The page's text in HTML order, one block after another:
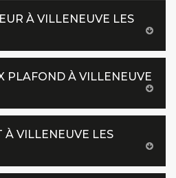
À VILLENEUVE LES
PLAFOND À VILLENEUVE
À VILLENEUVE LES